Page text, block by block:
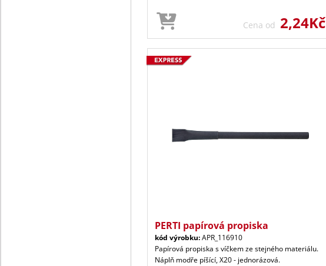
Cena od 2,24Kč
PERTI papírová propiska
kód výrobku:APR_116910
Papírová propiska s víčkem ze stejného materiálu.
Náplň modře píšící, X20 - jednorázová.